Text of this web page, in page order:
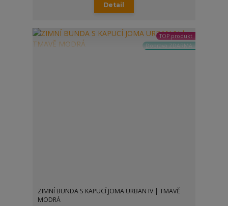
Detail
TOP produkt
Doprava ZDARMA
ZIMNÍ BUNDA S KAPUCÍ JOMA URBAN IV | TMAVĚ
MODRÁ